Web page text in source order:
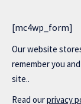
[mc4wp_form]
Our website
remember you
site..
Read ourprivacy